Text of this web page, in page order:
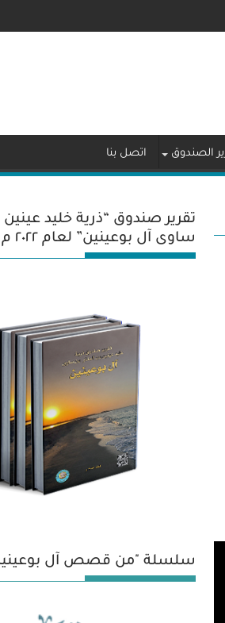
الصندوق اتصل بنا
تقرير صندوق “ذرية خليد عينين
ساوى آل بوعينين” لعام ٢٠٢٢ م
سلسلة "من قصص آل